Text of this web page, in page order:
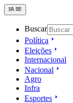
Buscar
Política
Eleições
Internacional
Nacional
Agro
Infra
Esportes